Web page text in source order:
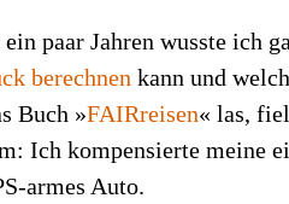
paar Jahren wusste ich
berechnen kann und
Buch »FAIRreisen« las,
Ich kompensierte meine
armes Auto.